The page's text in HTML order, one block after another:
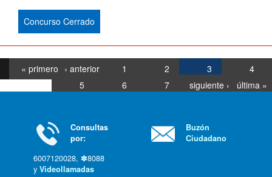
Concurso Cerrado
« primero ‹ anterior 1 2 3
4
5
6 7 siguiente › última »
Consultas
por:
6007120028, ✽8088
y Videollamadas
Buzón
Ciudadano